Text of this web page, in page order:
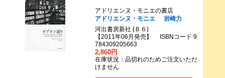
アドリエンヌ・モニエの書店
アドリエンヌ・モニエ
岩崎力
河出書房新社 (Ｂ６)
【2011年06月発売】 ISBNコード 9
784309205663
2,860円
在庫状況：品切れのためご注文いただ
けません